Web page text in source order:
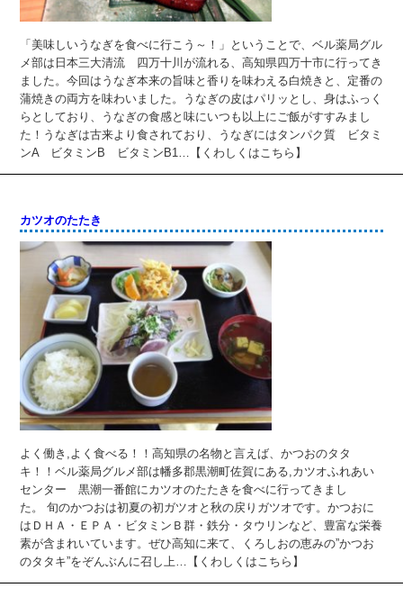
「美味しいうなぎを食べに行こう～！」ということで、ベル薬局グル
メ部は日本三大清流 四万十川が流れる、高知県四万十市に行ってき
ました。今回はうなぎ本来の旨味と香りを味わえる白焼きと、定番の
蒲焼きの両方を味わいました。うなぎの皮はパリッとし、身はふっく
らとしており、うなぎの食感と味にいつも以上にご飯がすすみまし
た！うなぎは古来より食されており、うなぎにはタンパク質 ビタミ
ンA ビタミンB ビタミンB1…【くわしくはこちら】
カツオのたたき
よく働き,よく食べる！！高知県の名物と言えば、かつおのタタ
キ！！ベル薬局グルメ部は幡多郡黒潮町佐賀にある,カツオふれあい
センター 黒潮一番館にカツオのたたきを食べに行ってきまし
た。 旬のかつおは初夏の初ガツオと秋の戻りガツオです。かつおに
はＤＨＡ・ＥＰＡ・ビタミンＢ群・鉄分・タウリンなど、豊富な栄養
素が含まれいています。ぜひ高知に来て、くろしおの恵みの”かつお
のタタキ”をぞんぶんに召し上…【くわしくはこちら】